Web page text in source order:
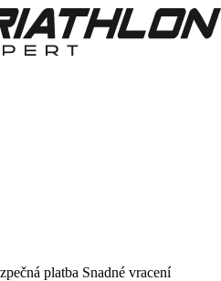
platba Snadné vracení